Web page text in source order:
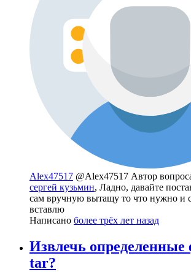
Alex47517 @Alex47517 Автор
сергей кузьмин, Ладно, давайте
сам вручную вытащу то что нужно и
вставлю
Написано более трёх лет назад
Извлечь
tar?